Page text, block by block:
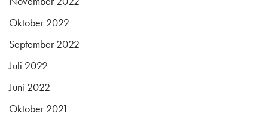
Oktober 2022
September 2022
Juli 2022
Juni 2022
Oktober 2021